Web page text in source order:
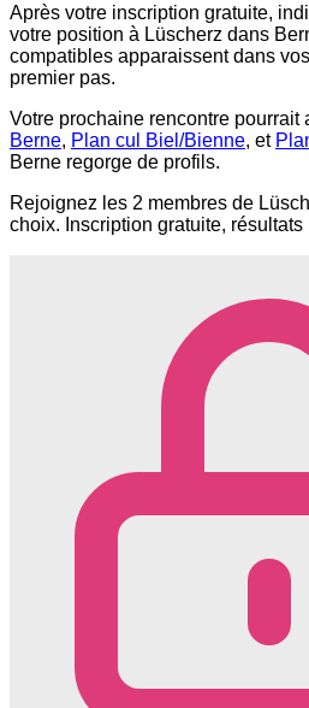
Après votre inscription gratuite,
votre position à Lüscherz dans
compatibles apparaissent dans
premier pas.
Votre prochaine rencontre pourrait
Berne, Plan cul Biel/Bienne, et
Berne regorge de profils.
Rejoignez les 2 membres de
choix. Inscription gratuite, résultats